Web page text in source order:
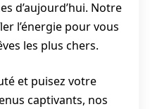
d’aujourd’hui. Notre
l’énergie pour vous
les plus chers.
et puisez votre
captivants, nos